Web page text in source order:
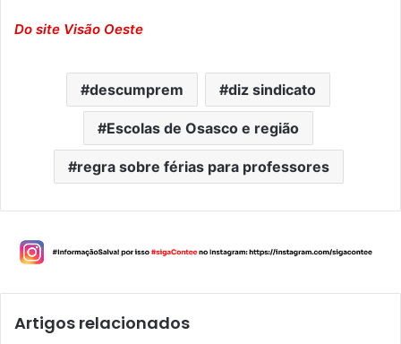
Do site Visão Oeste
descumprem diz sindicato
Escolas de Osasco e região
regra sobre férias para professores
Artigos relacionados